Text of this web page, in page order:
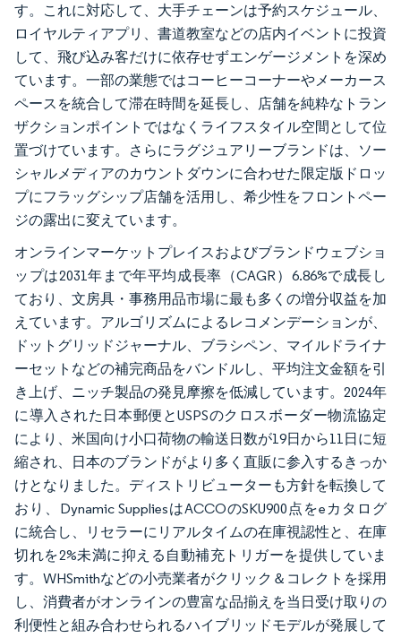
す。これに対応して、大手チェーンは予約スケジュール、
ロイヤルティアプリ、書道教室などの店内イベントに投資
して、飛び込み客だけに依存せずエンゲージメントを深め
ています。一部の業態ではコーヒーコーナーやメーカース
ペースを統合して滞在時間を延長し、店舗を純粋なトラン
ザクションポイントではなくライフスタイル空間として位
置づけています。さらにラグジュアリーブランドは、ソー
シャルメディアのカウントダウンに合わせた限定版ドロッ
プにフラッグシップ店舗を活用し、希少性をフロントペー
ジの露出に変えています。
オンラインマーケットプレイスおよびブランドウェブショ
ップは2031年まで年平均成長率（CAGR）6.86%で成長し
ており、文房具・事務用品市場に最も多くの増分収益を加
えています。アルゴリズムによるレコメンデーションが、
ドットグリッドジャーナル、ブラシペン、マイルドライナ
ーセットなどの補完商品をバンドルし、平均注文金額を引
き上げ、ニッチ製品の発見摩擦を低減しています。2024年
に導入された日本郵便とUSPSのクロスボーダー物流協定
により、米国向け小口荷物の輸送日数が19日から11日に短
縮され、日本のブランドがより多く直販に参入するきっか
けとなりました。ディストリビューターも方針を転換して
おり、Dynamic SuppliesはACCOのSKU900点をeカタログ
に統合し、リセラーにリアルタイムの在庫視認性と、在庫
切れを2%未満に抑える自動補充トリガーを提供していま
す。WHSmithなどの小売業者がクリック＆コレクトを採用
し、消費者がオンラインの豊富な品揃えを当日受け取りの
利便性と組み合わせられるハイブリッドモデルが発展して